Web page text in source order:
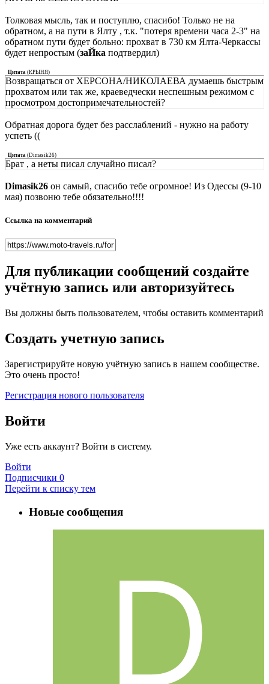
Толковая мысль, так и поступлю, спасибо! Только не на
обратном, а на пути в Ялту , т.к. "потеря времени часа 2-3" на
обратном пути будет больно: прохват в 730 км Ялта-Черкассы
будет непростым (заЙка подтвердил)
Цитата (КРЫНЯ)
Возвращаться от ХЕРСОНА/НИКОЛАЕВА думаешь быстрым
прохватом или так же, краеведчески неспешным режимом с
просмотром достопримечательностей?
Обратная дорога будет без расслаблений - нужно на работу
успеть ((
Цитата (Dimasik26)
Брат , а неты писал случайно писал?
Dimasik26 он самый, спасибо тебе огромное! Из Одессы (9-10
мая) позвоню тебе обязательно!!!!
Ссылка на комментарий
Для публикации сообщений создайте
учётную запись или авторизуйтесь
Вы должны быть пользователем, чтобы оставить комментарий
Создать учетную запись
Зарегистрируйте новую учётную запись в нашем сообществе.
Это очень просто!
Регистрация нового пользователя
Войти
Уже есть аккаунт? Войти в систему.
Войти
Подписчики 0
Перейти к списку тем
Новые сообщения